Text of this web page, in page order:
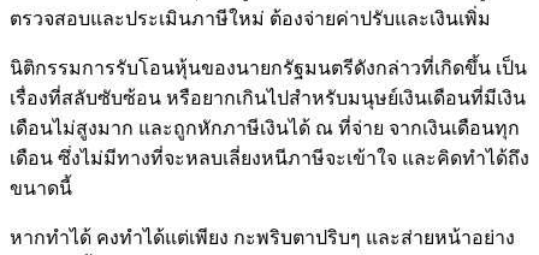
ตรวจสอบและประเมินภาษีใหม่ ต้องจ่ายค่าปรับและเงินเพิ่ม
นิติกรรมการรับโอนหุ้นของนายกรัฐมนตรีดังกล่าวที่เกิดขึ้น เป็น
เรื่องที่สลับซับซ้อน หรือยากเกินไปสำหรับมนุษย์เงินเดือนที่มีเงิน
เดือนไม่สูงมาก และถูกหักภาษีเงินได้ ณ ที่จ่าย จากเงินเดือนทุก
เดือน ซึ่งไม่มีทางที่จะหลบเลี่ยงหนีภาษีจะเข้าใจ และคิดทำได้ถึง
ขนาดนี้
หากทำได้ คงทำได้แต่เพียง กะพริบตาปริบๆ และส่ายหน้าอย่าง